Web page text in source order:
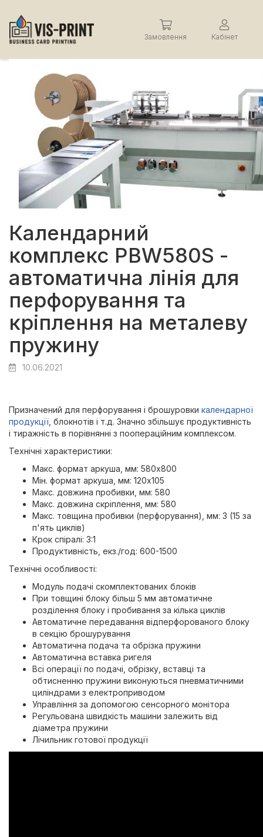
Замовлення Кабінет
Календарний
комплекс PBW580S -
автоматична лінія для
перфорування та
кріплення на металеву
пружину
10.06.2021
Призначений для перфорування і брошуровки календарної
продукції , блокнотів і т.д. Значно збільшує продуктивність
і тиражність в порівнянні з поопераційним комплексом.
Технічні характеристики:
Макс. формат аркуша, мм: 580х800
Мін. формат аркуша, мм: 120х105
Макс. довжина пробивки, мм: 580
Макс. довжина скріплення, мм: 580
Макс. товщина пробивки (перфорування), мм: 3 (15 за
п'ять циклів)
Крок спіралі: 3:1
Продуктивність, екз./год: 600-1500
Технічні особливості:
Модуль подачі скомплектованих блоків
При товщині блоку більш 5 мм автоматичне
розділення блоку і пробивання за кілька циклів
Автоматичне передавання відперфорованого блоку
в секцію брошурування
Автоматична подача та обрізка пружини
Автоматична вставка ригеля
Всі операції по подачі, обрізку, вставці та
обтисненню пружини виконуються пневматичними
циліндрами з електроприводом
Управління за допомогою сенсорного монітора
Регульована швидкість машини залежить від
діаметра пружини
Лічильник готової продукції